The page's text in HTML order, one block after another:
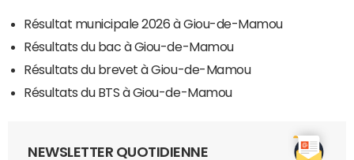
Résultat municipale 2026 à Giou-de-Mamou
Résultats du bac à Giou-de-Mamou
Résultats du brevet à Giou-de-Mamou
Résultats du BTS à Giou-de-Mamou
NEWSLETTER QUOTIDIENNE